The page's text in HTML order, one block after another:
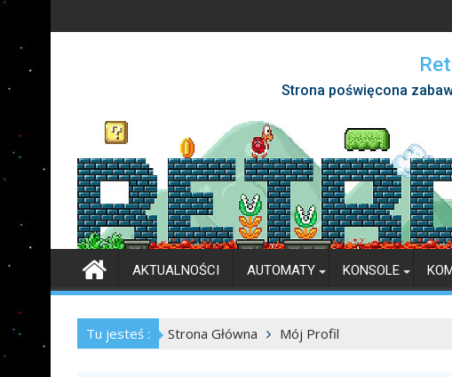
to
Strona poświęcona
AKTUALNOŚCI AUTOMATY KONSOLE
Tu jesteś : Strona Główna Mój Profil